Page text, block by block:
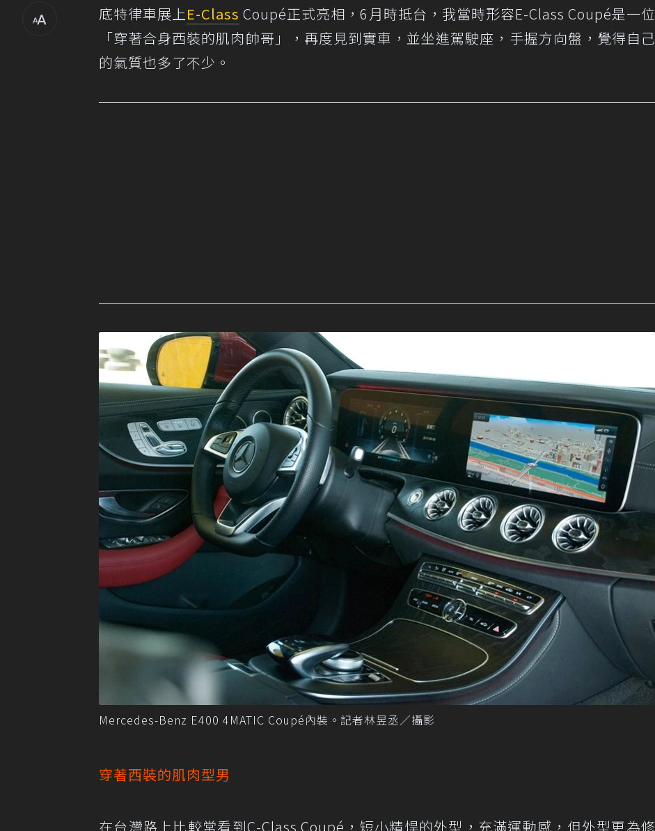
底特律車展上E-Class Coupé正式亮相，6月時抵台，我當時形容E-Class Coupé是一位
「穿著合身西裝的肌肉帥哥」，再度見到實車，並坐進駕駛座，手握方向盤，覺得自己
的氣質也多了不少。
Mercedes-Benz E400 4MATIC Coupé內裝。記者林昱丞／攝影
穿著西裝的肌肉型男
在台灣路上比較常看到C-Class Coupé，短小精悍的外型，充滿運動感，但外型更為修